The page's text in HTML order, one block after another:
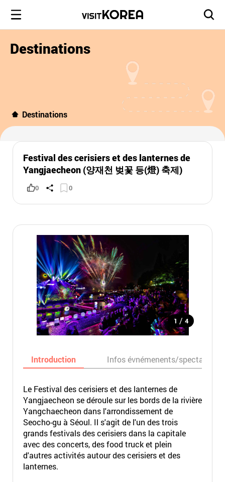
Destinations
Destinations
Festival des cerisiers et des lanternes de
Yangjaecheon (양재천 벚꽃 등(燈) 축제)
0 0
1 / 4
Introduction Infos évnémenents/spectacles
Le Festival des cerisiers et des lanternes de
Yangjaecheon se déroule sur les bords de la rivière
Yangchaecheon dans l'arrondissement de
Seocho-gu à Séoul. Il s'agit de l'un des trois
grands festivals des cerisiers dans la capitale
avec des concerts, des food truck et plein
d'autres activités autour des cerisiers et des
lanternes.